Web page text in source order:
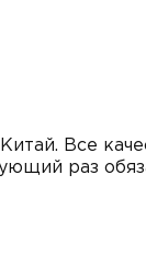
Все
раз